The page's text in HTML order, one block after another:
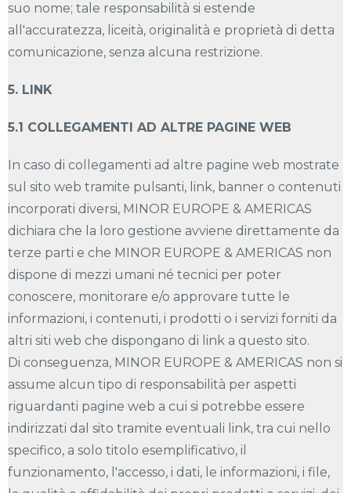
suo nome; tale responsabilità si estende
all'accuratezza, liceità, originalità e proprietà di detta
comunicazione, senza alcuna restrizione.
5. LINK
5.1 COLLEGAMENTI AD ALTRE PAGINE WEB
In caso di collegamenti ad altre pagine web mostrate
sul sito web tramite pulsanti, link, banner o contenuti
incorporati diversi, MINOR EUROPE & AMERICAS
dichiara che la loro gestione avviene direttamente da
terze parti e che MINOR EUROPE & AMERICAS non
dispone di mezzi umani né tecnici per poter
conoscere, monitorare e/o approvare tutte le
informazioni, i contenuti, i prodotti o i servizi forniti da
altri siti web che dispongano di link a questo sito.
Di conseguenza, MINOR EUROPE & AMERICAS non si
assume alcun tipo di responsabilità per aspetti
riguardanti pagine web a cui si potrebbe essere
indirizzati dal sito tramite eventuali link, tra cui nello
specifico, a solo titolo esemplificativo, il
funzionamento, l'accesso, i dati, le informazioni, i file,